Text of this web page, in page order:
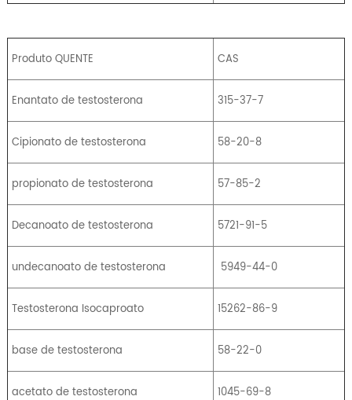
Produto QUENTE CAS
Enantato de testosterona 315-37-7
Cipionato de testosterona 58-20-8
propionato de testosterona 57-85-2
Decanoato de testosterona 5721-91-5
undecanoato de testosterona 5949-44-0
Testosterona Isocaproato 15262-86-9
base de testosterona 58-22-0
acetato de testosterona 1045-69-8